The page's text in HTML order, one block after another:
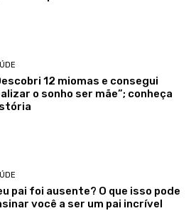
12 miomas e consegui
o sonho ser mãe”; conheça
pai foi ausente? O que isso pode
você a ser um pai incrível